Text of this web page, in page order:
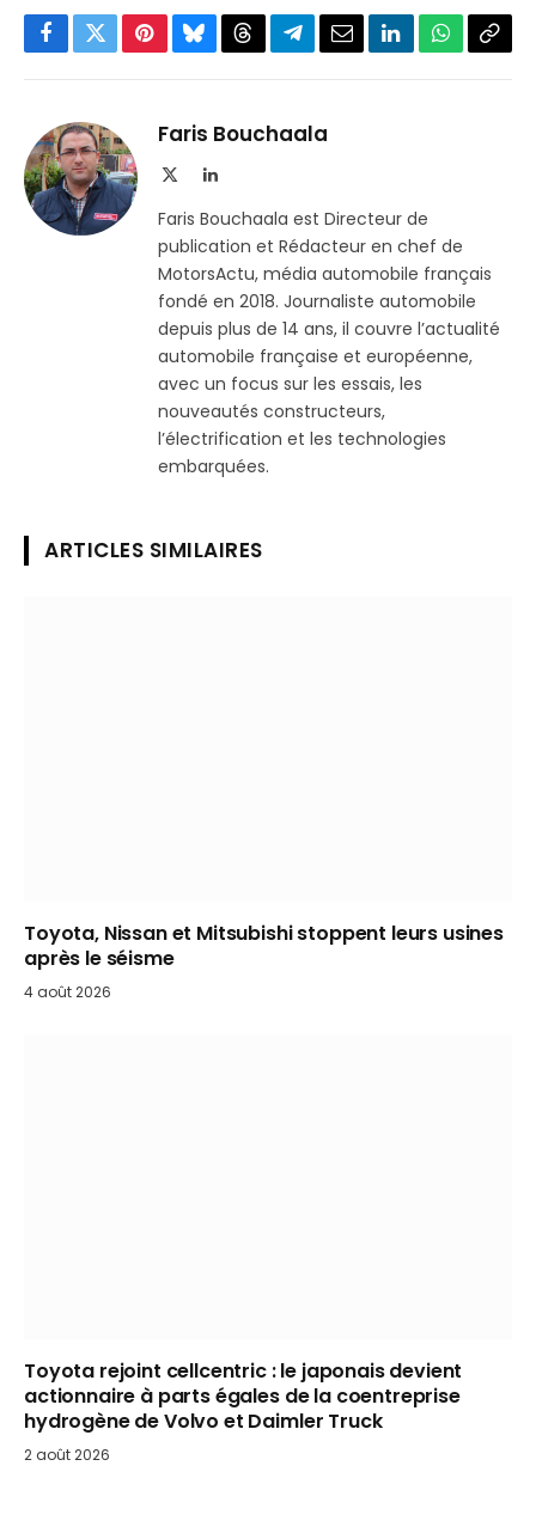
Facebook
TwitterPinterestBlueskyThreadsPartager
Telegram
EmailLinkedInWhatsApp
Faris Bouchaala
LinkedIn
Faris Bouchaala est Directeur de
publication et Rédacteur en chef de
MotorsActu, média automobile français
fondé en 2018. Journaliste automobile
depuis plus de 14 ans, il couvre l’actualité
automobile française et européenne,
avec un focus sur les essais, les
nouveautés constructeurs,
l’électrification et les technologies
embarquées.
ARTICLES SIMILAIRES
Toyota, Nissan et Mitsubishi stoppent leurs usines
après le séisme
4 août 2026
Toyota rejoint cellcentric : le japonais devient
actionnaire à parts égales de la coentreprise
hydrogène de Volvo et Daimler Truck
2 août 2026